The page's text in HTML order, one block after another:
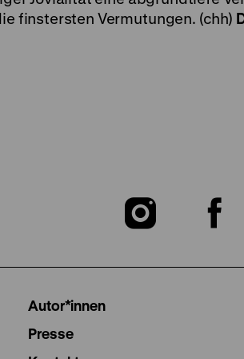
finstersten Vermutungen. (chh)
Zu
Zu
Autor*innen
Presse